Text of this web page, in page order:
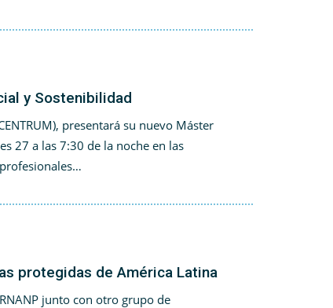
y Sostenibilidad
presentará su nuevo Máster
27 a las 7:30 de la noche en las
protegidas de América Latina
junto con otro grupo de